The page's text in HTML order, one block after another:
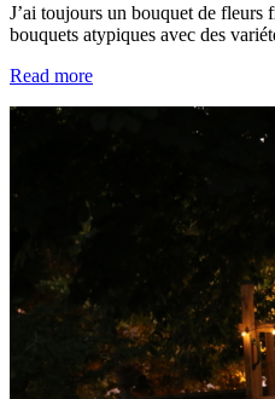
J’ai toujours un bouquet de fleurs
bouquets atypiques avec des
Read more